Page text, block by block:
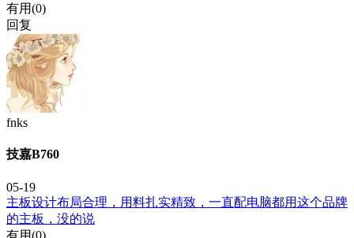
有用(0)
回复
fnks
技嘉B760
05-19
主板设计布局合理，用料扎实精致，一直配电脑都用这个品牌
的主板，没的说
有用(0)